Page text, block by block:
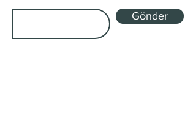
Gönder